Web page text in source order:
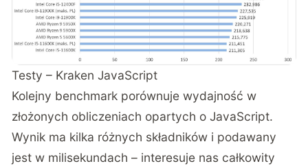
Testy – Kraken JavaScript
Kolejny benchmark porównuje wydajność w
złożonych obliczeniach opartych o JavaScript.
Wynik ma kilka różnych składników i podawany
jest w milisekundach – interesuje nas całkowity